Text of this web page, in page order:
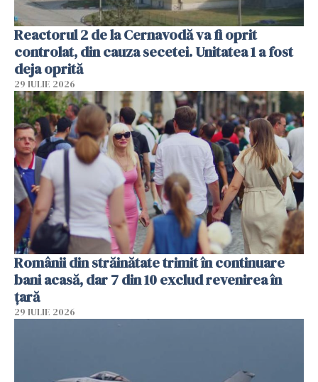
Reactorul 2 de la Cernavodă va fi oprit
controlat, din cauza secetei. Unitatea 1 a fost
deja oprită
29 IULIE 2026
Românii din străinătate trimit în continuare
bani acasă, dar 7 din 10 exclud revenirea în
țară
29 IULIE 2026